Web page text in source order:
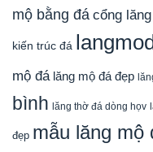
mộ bằng đá cổng
kiến trúc đá
mộ đá lăng mộ đá đẹp
bình lăng thờ đá dòng họv
đẹp mẫu lăng mộ